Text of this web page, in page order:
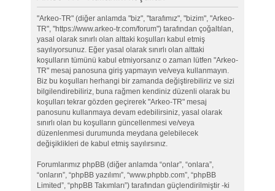
"Arkeo-TR" (diğer anlamda "biz", "tarafımız", "bizim", "Arkeo-
TR", "https://www.arkeo-tr.com/forum") tarafından çoğaltılan,
yasal olarak sınırlı olan alttaki koşulları kabul etmiş
sayılıyorsunuz. Eğer yasal olarak sınırlı olan alttaki
koşulların tümünü kabul etmiyorsanız o zaman lütfen "Arkeo-
TR" mesaj panosuna giriş yapmayın ve/veya kullanmayın.
Biz bu koşulları herhangi bir zamanda değiştirebiliriz ve sizi
bilgilendirebiliriz, buna rağmen kendiniz düzenli olarak bu
koşulları tekrar gözden geçirerek "Arkeo-TR" mesaj
panosunu kullanmaya devam edebilirsiniz, yasal olarak
sınırlı olan bu koşulların güncellenmesi ve/veya
düzenlenmesi durumunda meydana gelebilecek
değişiklikleri de kabul etmiş sayılırsınız.
Forumlarımız phpBB (diğer anlamda “onlar”, “onlara”,
“onların”, “phpBB yazılımı”, “www.phpbb.com”, “phpBB
Limited”, “phpBB Takımları”) tarafından güçlendirilmiştir -ki